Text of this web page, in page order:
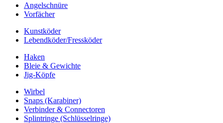
Angelschnüre
Vorfächer
Kunstköder
Lebendköder/Fressköder
Haken
Bleie & Gewichte
Jig-Köpfe
Wirbel
Snaps (Karabiner)
Verbinder & Connectoren
Splintringe (Schlüsselringe)